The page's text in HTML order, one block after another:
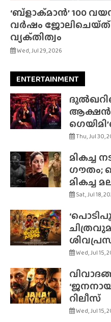
‘ബ്‌ളാക്‌മാൻ’ 100
വർഷം ജോലിചെയ്‌ത്‌
വ്യക്‌തിത്വം
Wed, Jul 29, 2026
ENTERTAINMENT
ആക്ഷൻ
Thu, Jul 30,
മികച്ച
ഗൗതം;
മികച്ച
Sat, Jul 18,
Wed, Jul 15,
റിലീസ്
Wed, Jul 15,